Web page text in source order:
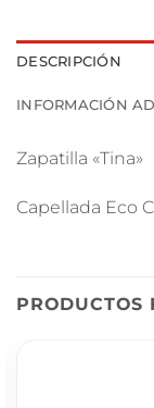
DESCRIPCIÓN
INFORMACIÓN
Zapatilla «Tina»
Capellada Eco
PRODUCTOS